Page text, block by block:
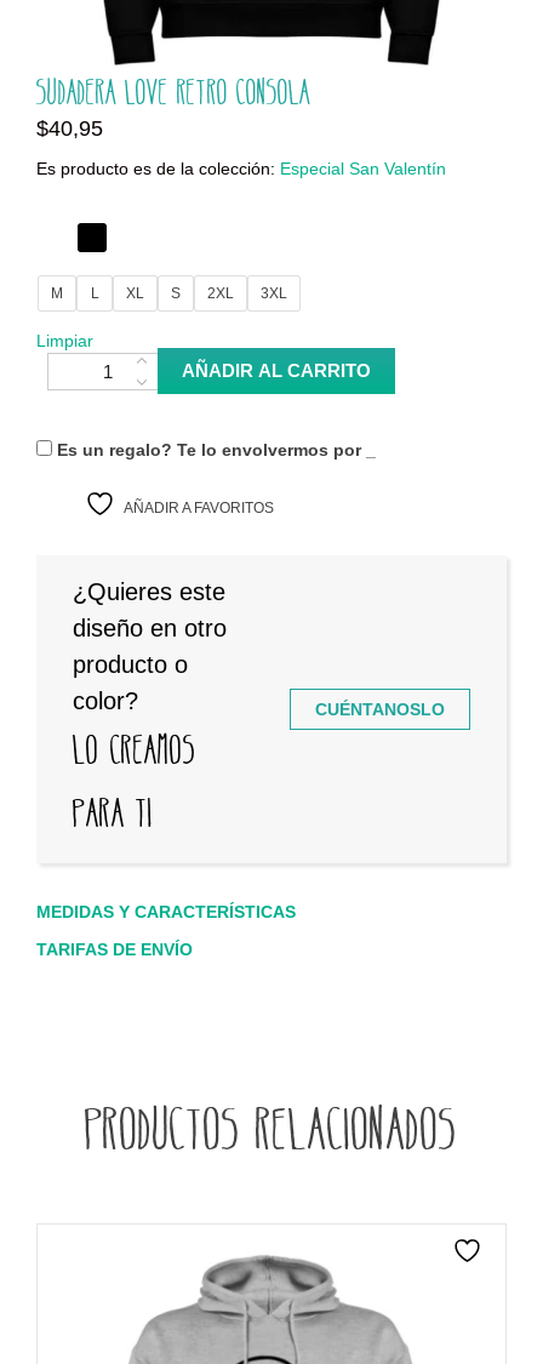
Sudadera Love retro consola
$40,95
Es producto es de la colección: Especial San Valentín
M L XL S 2XL 3XL
Limpiar
Sudadera Love retro consola cantidad
AÑADIR AL CARRITO
Es un regalo? Te lo envolvermos por
AÑADIR A FAVORITOS
¿Quieres este
diseño en otro
producto o
color?
Lo creamos
para ti
CUÉNTANOSLO
MEDIDAS Y CARACTERÍSTICAS
TARIFAS DE ENVÍO
Productos relacionados